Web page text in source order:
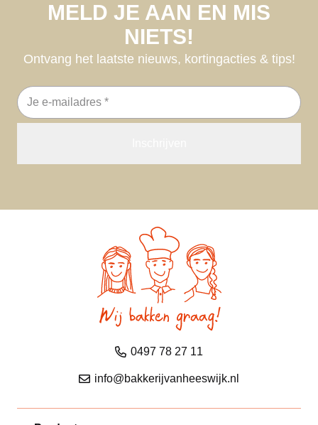
MELD JE AAN EN MIS
NIETS!
Ontvang het laatste nieuws, kortingacties & tips!
E-
mailadres
0497 78 27 11
info@bakkerijvanheeswijk.nl